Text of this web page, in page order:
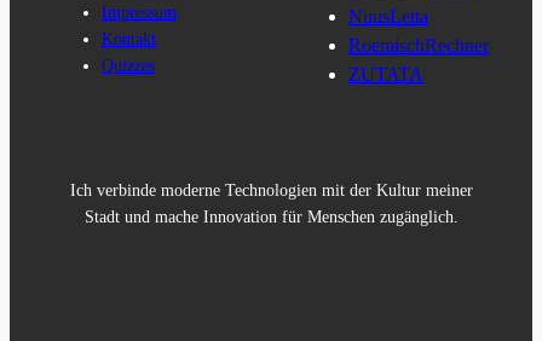
Impressum
Kontakt
Quizzes
NuusLetta
RoemischRechner
ZUTATA
Ich verbinde moderne Technologien mit der Kultur meiner
Stadt und mache Innovation für Menschen zugänglich.